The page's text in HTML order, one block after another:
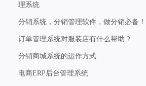
理系统
分销系统，分销管理软件，做分销必备！
订单管理系统对服装店有什么帮助？
分销商城系统的运作方式
电商ERP后台管理系统